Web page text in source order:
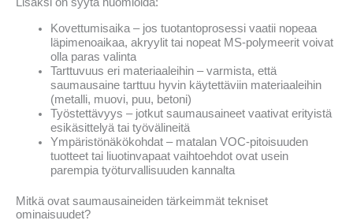
Lisäksi on syytä huomioida:
Kovettumisaika – jos tuotantoprosessi vaatii nopeaa
läpimenoaikaa, akryylit tai nopeat MS-polymeerit voivat
olla paras valinta
Tarttuvuus eri materiaaleihin – varmista, että
saumausaine tarttuu hyvin käytettäviin materiaaleihin
(metalli, muovi, puu, betoni)
Työstettävyys – jotkut saumausaineet vaativat erityistä
esikäsittelyä tai työvälineitä
Ympäristönäkökohdat – matalan VOC-pitoisuuden
tuotteet tai liuotinvapaat vaihtoehdot ovat usein
parempia työturvallisuuden kannalta
Mitkä ovat saumausaineiden tärkeimmät tekniset
ominaisuudet?